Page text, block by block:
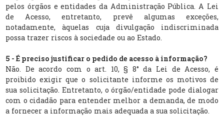
pelos órgãos e entidades da Administração Pública. A Lei
de Acesso, entretanto, prevê algumas exceções,
notadamente, àquelas cuja divulgação indiscriminada
possa trazer riscos à sociedade ou ao Estado.
5 - É preciso justificar o pedido de acesso à informação?
Não. De acordo com o art. 10, § 8° da Lei de Acesso, é
proibido exigir que o solicitante informe os motivos de
sua solicitação. Entretanto, o órgão/entidade pode dialogar
com o cidadão para entender melhor a demanda, de modo
a fornecer a informação mais adequada a sua solicitação.